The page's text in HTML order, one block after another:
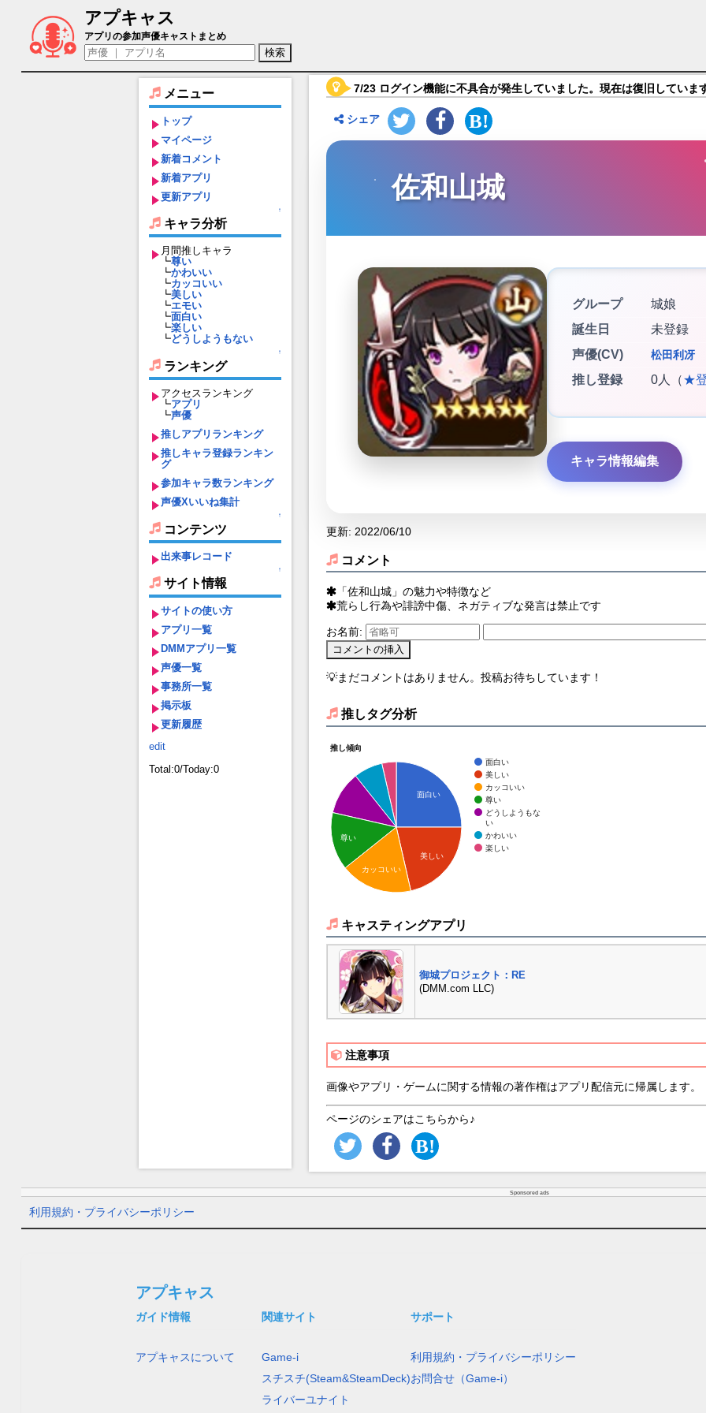
アプキャス
佐和山城（声優：松田利冴)【御城プロジェクト：RE～CASTLE DEFENSE～】キャラ紹介
アプリの参加声優キャストまとめ
メニュー
トップ
マイページ
新着コメント
新着アプリ
更新アプリ
↑
キャラ分析
月間推しキャラ
┗尊い
┗かわいい
┗カッコいい
┗美しい
┗エモい
┗面白い
┗楽しい
┗どうしようもない
↑
ランキング
アクセスランキング
┗アプリ
┗声優
推しアプリランキング
推しキャラ登録ランキン
グ
参加キャラ数ランキング
声優Xいいね集計
↑
コンテンツ
出来事レコード
↑
サイト情報
サイトの使い方
アプリ一覧
DMMアプリ一覧
声優一覧
事務所一覧
掲示板
更新履歴
edit
Total:0/Today:0
7/23 ログイン機能に不具合が発生していました。現在は復旧していま
シェア
佐和山城
グループ
城娘
誕生日
未登録
声優(CV)
松田利冴
推し登録 0人（★
キャラ情報編集
更新: 2022/06/10
コメント
「佐和山城」の魅力や特徴など
荒らし行為や誹謗中傷、ネガティブな発言は禁止です
お名前:
💡まだコメントはありません。投稿お待ちしています！
推しタグ分析
推し傾向
面白い
美しい
カッコいい
尊い
どうしようもな
い
かわいい
楽しい
面白い
美しい
尊い
カッコいい
キャスティングアプリ
御城プロジェクト：RE
(DMM.com LLC)
注意事項
画像やアプリ・ゲームに関する情報の著作権はアプリ配信元に帰属します。
ページのシェアはこちらから♪
Sponsored ads
利用規約・プライバシーポリシー
アプキャス
ガイド情報
アプキャスについて
関連サイト
Game-i
スチスチ(Steam&SteamDeck)
ライバーユナイト
サポート
利用規約・プライバシーポリシー
お問合せ（Game-i）